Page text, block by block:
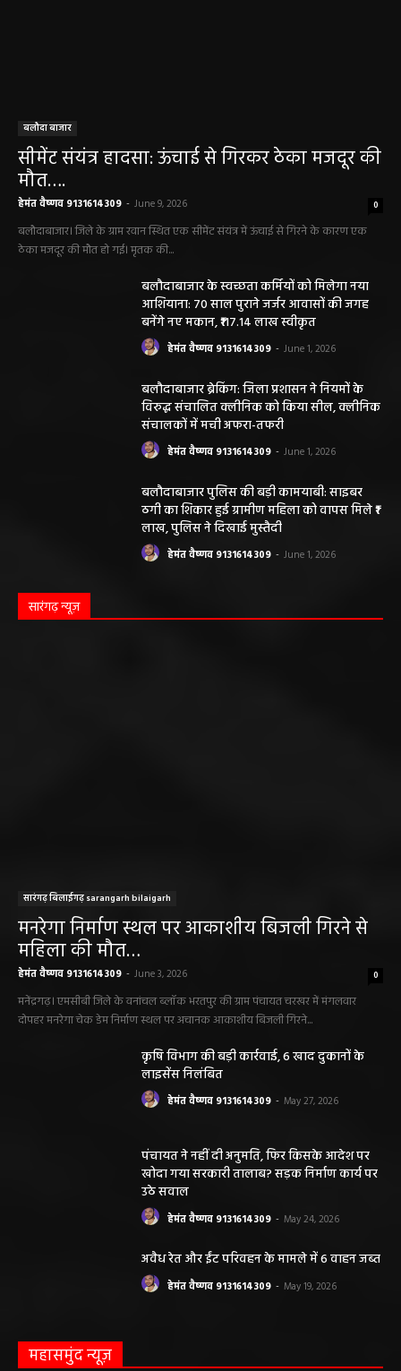
बलौदा बाजार
सीमेंट संयंत्र हादसा: ऊंचाई से गिरकर ठेका मजदूर की
मौत….
हेमंत वैष्णव 9131614309 - June 9, 2026 0
बलौदाबाजार। जिले के ग्राम रवान स्थित एक सीमेंट संयंत्र में ऊंचाई से गिरने के कारण एक
ठेका मजदूर की मौत हो गई। मृतक की...
बलौदाबाजार के स्वच्छता कर्मियों को मिलेगा नया
आशियाना: 70 साल पुराने जर्जर आवासों की जगह
बनेंगे नए मकान, ₹117.14 लाख स्वीकृत
हेमंत वैष्णव 9131614309 - June 1, 2026
बलौदाबाजार ब्रेकिंग: जिला प्रशासन ने नियमों के
विरुद्ध संचालित क्लीनिक को किया सील, क्लीनिक
संचालकों में मची अफरा-तफरी
हेमंत वैष्णव 9131614309 - June 1, 2026
बलौदाबाजार पुलिस की बड़ी कामयाबी: साइबर
ठगी का शिकार हुई ग्रामीण महिला को वापस मिले ₹1
लाख, पुलिस ने दिखाई मुस्तैदी
हेमंत वैष्णव 9131614309 - June 1, 2026
सारंगढ़ न्यूज़
सारंगढ़ बिलाईगढ़ sarangarh bilaigarh
मनरेगा निर्माण स्थल पर आकाशीय बिजली गिरने से
महिला की मौत…
हेमंत वैष्णव 9131614309 - June 3, 2026 0
मनेंद्रगढ़। एमसीबी जिले के वनांचल ब्लॉक भरतपुर की ग्राम पंचायत चरखर में मंगलवार
दोपहर मनरेगा चेक डेम निर्माण स्थल पर अचानक आकाशीय बिजली गिरने...
कृषि विभाग की बड़ी कार्रवाई, 6 खाद दुकानों के
लाइसेंस निलंबित
हेमंत वैष्णव 9131614309 - May 27, 2026
पंचायत ने नहीं दी अनुमति, फिर किसके आदेश पर
खोदा गया सरकारी तालाब? सड़क निर्माण कार्य पर
उठे सवाल
हेमंत वैष्णव 9131614309 - May 24, 2026
अवैध रेत और ईंट परिवहन के मामले में 6 वाहन जब्त
हेमंत वैष्णव 9131614309 - May 19, 2026
महासमुंद न्यूज़